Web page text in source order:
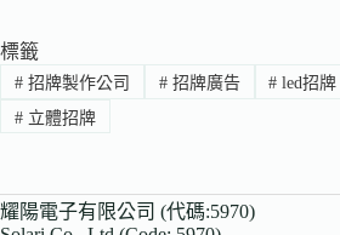
標籤
#招牌製作公司 #招牌廣告 # led招牌
#立體招牌
耀陽電子有限公司 (代碼:5970)